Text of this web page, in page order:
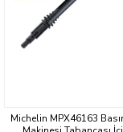
Michelin MPX46163